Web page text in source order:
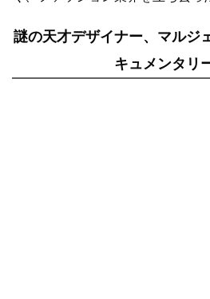
謎の天才デザイナー、マルジ
キュメンタリ